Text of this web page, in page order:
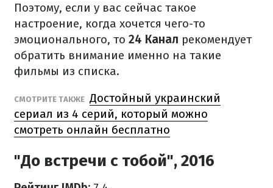
Поэтому, если у вас сейчас такое
настроение, когда хочется чего-то
эмоционального, то 24 Канал рекомендует
обратить внимание именно на такие
фильмы из списка.
СМОТРИТЕ ТАКЖЕ Достойный украинский
сериал из 4 серий, который можно
смотреть онлайн бесплатно
"До встречи с тобой", 2016